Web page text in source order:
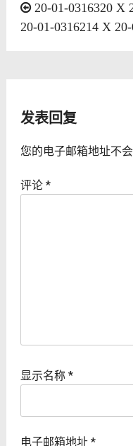
文20-01-0316320 X
20-01-0316214 X
发表回复
您的电子邮箱地址不会
评论 *
显示名称 *
电子邮箱地址 *